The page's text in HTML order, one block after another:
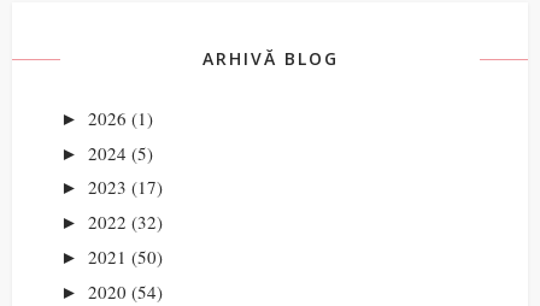
ARHIVĂ BLOG
► 2026 (1)
► 2024 (5)
► 2023 (17)
► 2022 (32)
► 2021 (50)
► 2020 (54)